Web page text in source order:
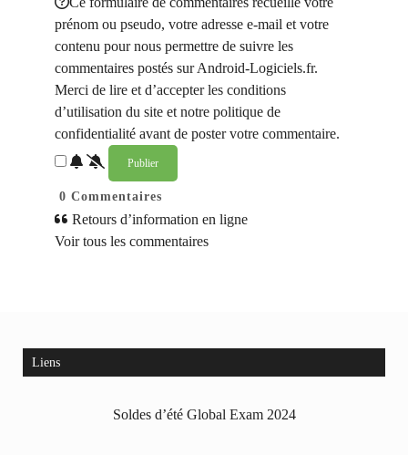
prénom ou pseudo, votre adresse e-mail et votre
contenu pour nous permettre de suivre les
commentaires postés sur Android-Logiciels.fr.
Merci de lire et d’accepter les conditions
d’utilisation du site et notre politique de
confidentialité avant de poster votre commentaire.
0 Commentaires
Retours d’information en ligne
Voir tous les commentaires
Liens
Soldes d’été Global Exam 2024